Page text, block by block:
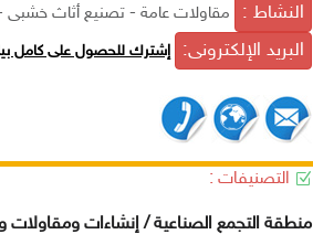
النشاط : مقاولات عامة - تصنيع أثاث خشبى
البريد الإلكترونى: إشترك للحصول على كامل
التصنيفات :
منطقة التجمع الصناعية / إنشاءات ومقاولات